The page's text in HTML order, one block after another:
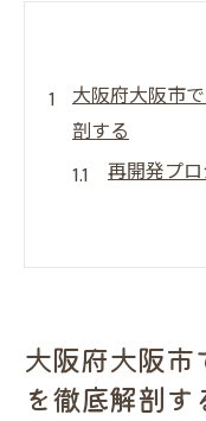
大阪府大阪市
剖する
再開発プ
住宅需要
地価の上
都市開発が進
大阪府大阪
を徹底解剖す